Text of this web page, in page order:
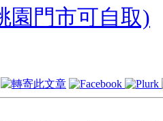
園門市可自取)